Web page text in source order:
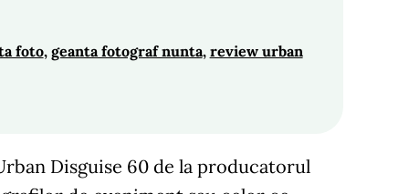
foto, geanta fotograf nunta, review urban
Disguise 60de la producatorul